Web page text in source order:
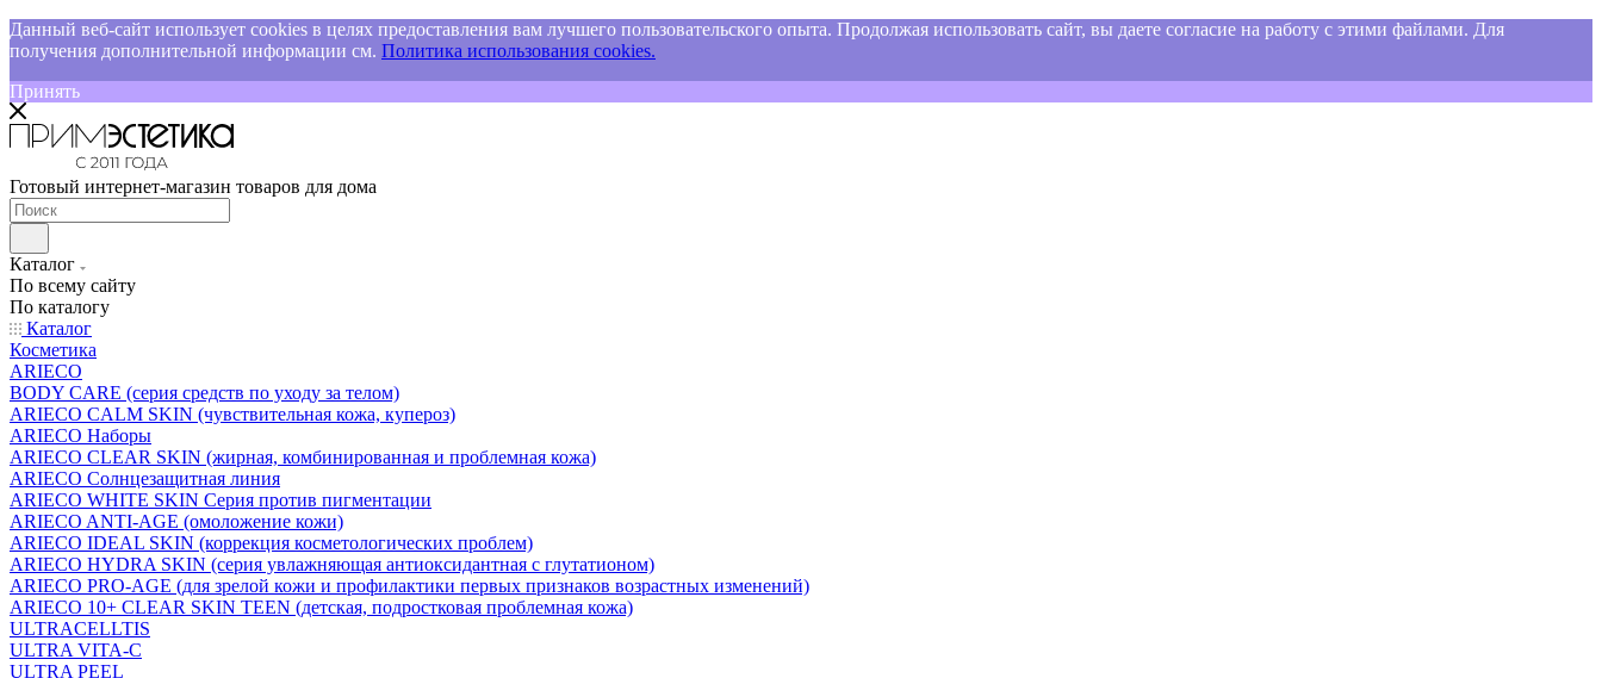
Данный веб-сайт использует cookies в целях предоставления вам лучшего пользовательского опыта. Продолжая использовать сайт, вы даете согласие на работу с этими файлами. Для
получения дополнительной информации см. Политика использования cookies.
Принять
Готовый интернет-магазин товаров для дома
Каталог
По всему сайту
По каталогу
Каталог
Косметика
ARIECO
BODY CARE (серия средств по уходу за телом)
ARIECO CALM SKIN (чувствительная кожа, купероз)
ARIECO Наборы
ARIECO CLEAR SKIN (жирная, комбинированная и проблемная кожа)
ARIECO Солнцезащитная линия
ARIECO WHITE SKIN Серия против пигментации
ARIECO ANTI-AGE (омоложение кожи)
ARIECO IDEAL SKIN (коррекция косметологических проблем)
ARIECO HYDRA SKIN (серия увлажняющая антиоксидантная с глутатионом)
ARIECO PRO-AGE (для зрелой кожи и профилактики первых признаков возрастных изменений)
ARIECO 10+ CLEAR SKIN TEEN (детская, подростковая проблемная кожа)
ULTRACELLTIS
ULTRA VITA-C
ULTRA PEEL